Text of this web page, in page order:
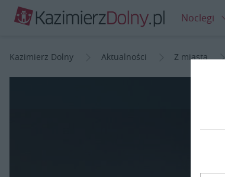
Noclegi
Kazimierz Dolny Aktualności Z miasta